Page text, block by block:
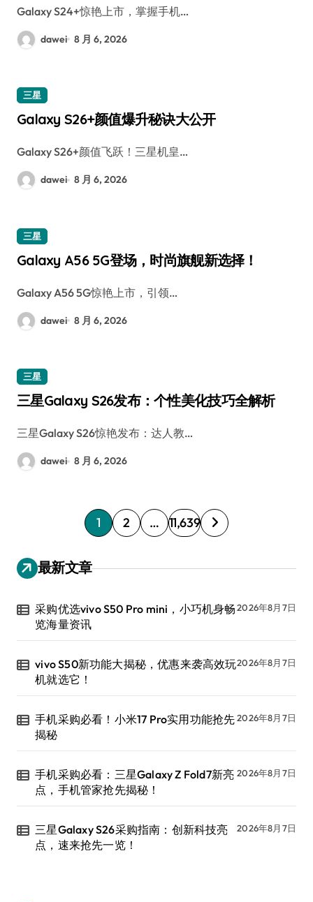
Galaxy S24+惊艳上市，掌握手机…
dawei 8 月 6, 2026
三星
Galaxy S26+颜值爆升秘诀大公开
Galaxy S26+颜值飞跃！三星机皇…
dawei 8 月 6, 2026
三星
Galaxy A56 5G登场，时尚旗舰新选择！
Galaxy A56 5G惊艳上市，引领…
dawei 8 月 6, 2026
三星
三星Galaxy S26发布：个性美化技巧全解析
三星Galaxy S26惊艳发布：达人教…
dawei 8 月 6, 2026
文
章
分
1 2 … 11,639
最新文章
采购优选vivo S50 Pro mini，小巧机身畅
览海量资讯
2026年8月7日
vivo S50新功能大揭秘，优惠来袭高效玩
机就选它！
2026年8月7日
手机采购必看！小米17 Pro实用功能抢先
揭秘
2026年8月7日
手机采购必看：三星Galaxy Z Fold7新亮
点，手机管家抢先揭秘！
2026年8月7日
三星Galaxy S26采购指南：创新科技亮
点，速来抢先一览！
2026年8月7日